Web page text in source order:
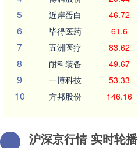
5 近岸蛋白 46.72
6 毕得医药 61.6
7 五洲医疗 83.62
8 耐科装备 49.67
9 一博科技 53.33
10 方邦股份 146.16
沪深京行情 实时轮播